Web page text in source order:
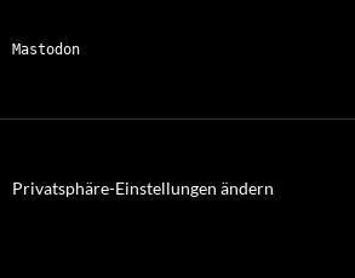
Mastodon
Privatsphäre-Einstellungen ändern